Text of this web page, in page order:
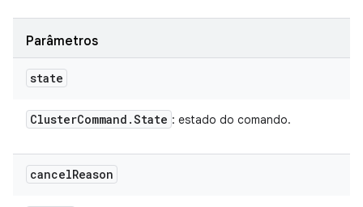
Parâmetros
state
ClusterCommand .State : estado do comando.
cancelReason